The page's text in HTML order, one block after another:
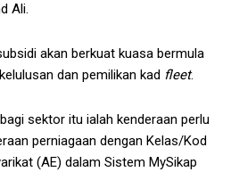
Ali.
akan berkuat kuasa bermula
dan pemilikan kad fleet.
sektor itu ialah kenderaan perlu
perniagaan dengan Kelas/Kod
(AE) dalam Sistem MySikap